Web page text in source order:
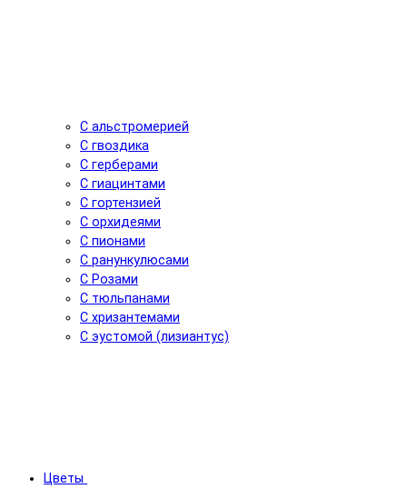
С альстромерией
С гвоздика
С герберами
С гиацинтами
С гортензией
С орхидеями
С пионами
С ранункулюсами
С Розами
С тюльпанами
С хризантемами
С эустомой (лизиантус)
Цветы